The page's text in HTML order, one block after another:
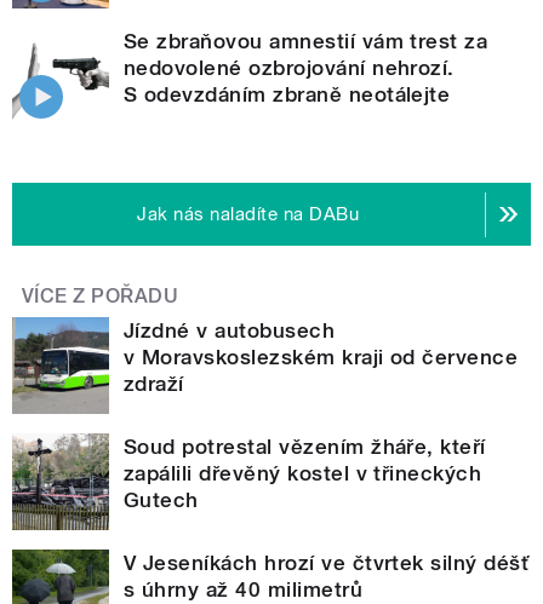
Se zbraňovou amnestií vám trest za
nedovolené ozbrojování nehrozí.
S odevzdáním zbraně neotálejte
Jak nás naladíte na DABu
VÍCE Z POŘADU
Jízdné v autobusech
v Moravskoslezském kraji od července
zdraží
Soud potrestal vězením žháře, kteří
zapálili dřevěný kostel v třineckých
Gutech
V Jeseníkách hrozí ve čtvrtek silný déšť
s úhrny až 40 milimetrů